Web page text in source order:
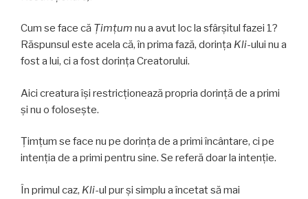
Cum se face că Ţimţum nu a avut loc la sfârșitul fazei 1?
Răspunsul este acela că, în prima fază, dorința Kli­-ului nu a
fost a lui, ci a fost dorința Creatorului.
Aici creatura își restricționează propria dorință de a primi
și nu o folosește.
Ţimţum se face nu pe dorința de a primi încântare, ci pe
intenţia de a primi pentru sine. Se referă doar la intenție.
În primul caz, Kli-ul pur și simplu a încetat să mai